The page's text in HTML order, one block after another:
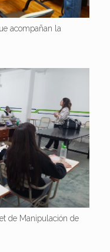
acompañan la
de Manipulación de